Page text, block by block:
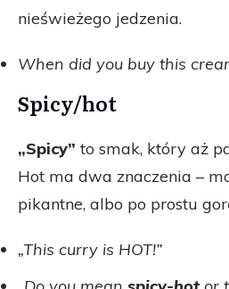
nieświeżego jedzenia.
When did you buy this
Spicy/hot
„Spicy” to smak, który aż
Hot ma dwa znaczenia –
pikantne, albo po prostu
„This curry is HOT!”